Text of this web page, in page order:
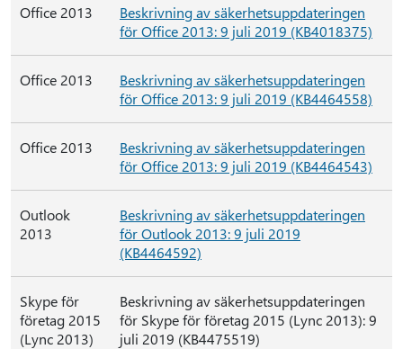
Office 2013
Beskrivning av säkerhetsuppdateringen
för Office 2013: 9 juli 2019 (KB4018375)
Office 2013
Beskrivning av säkerhetsuppdateringen
för Office 2013: 9 juli 2019 (KB4464558)
Office 2013
Beskrivning av säkerhetsuppdateringen
för Office 2013: 9 juli 2019 (KB4464543)
Outlook
2013
Beskrivning av säkerhetsuppdateringen
för Outlook 2013: 9 juli 2019
(KB4464592)
Skype för
företag 2015
(Lync 2013)
Beskrivning av säkerhetsuppdateringen
för Skype för företag 2015 (Lync 2013): 9
juli 2019 (KB4475519)